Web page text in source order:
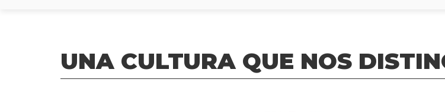
UNA CULTURA QUE NOS